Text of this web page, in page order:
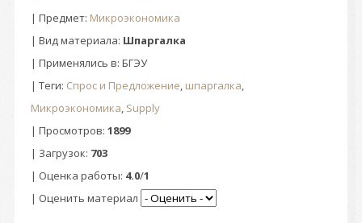
| Предмет: Микроэкономика
| Вид материала: Шпаргалка
| Применялись в: БГЭУ
| Теги: Спрос и Предложение, шпаргалка,
Микроэкономика, Supply
| Просмотров: 1899
| Загрузок: 703
| Оценка работы: 4.0/1
| Оценить материал